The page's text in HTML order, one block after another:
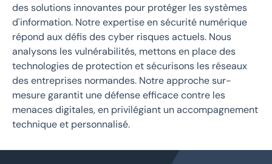
des solutions innovantes pour protéger les systèmes
d'information. Notre expertise en sécurité numérique
répond aux défis des cyber risques actuels. Nous
analysons les vulnérabilités, mettons en place des
technologies de protection et sécurisons les réseaux
des entreprises normandes. Notre approche sur-
mesure garantit une défense efficace contre les
menaces digitales, en privilégiant un accompagnement
technique et personnalisé.